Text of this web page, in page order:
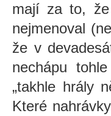
mají za to,
nejmenoval
že v
nechápu
„takhle hrály
Které